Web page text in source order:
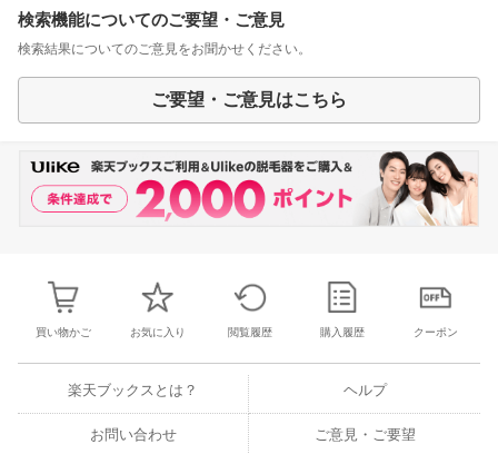
検索機能についてのご要望・ご意見
検索結果についてのご意見をお聞かせください。
ご要望・ご意見はこちら
買い物かご お気に入り 閲覧履歴 購入履歴 クーポン
楽天ブックスとは？ ヘルプ
お問い合わせ ご意見・ご要望